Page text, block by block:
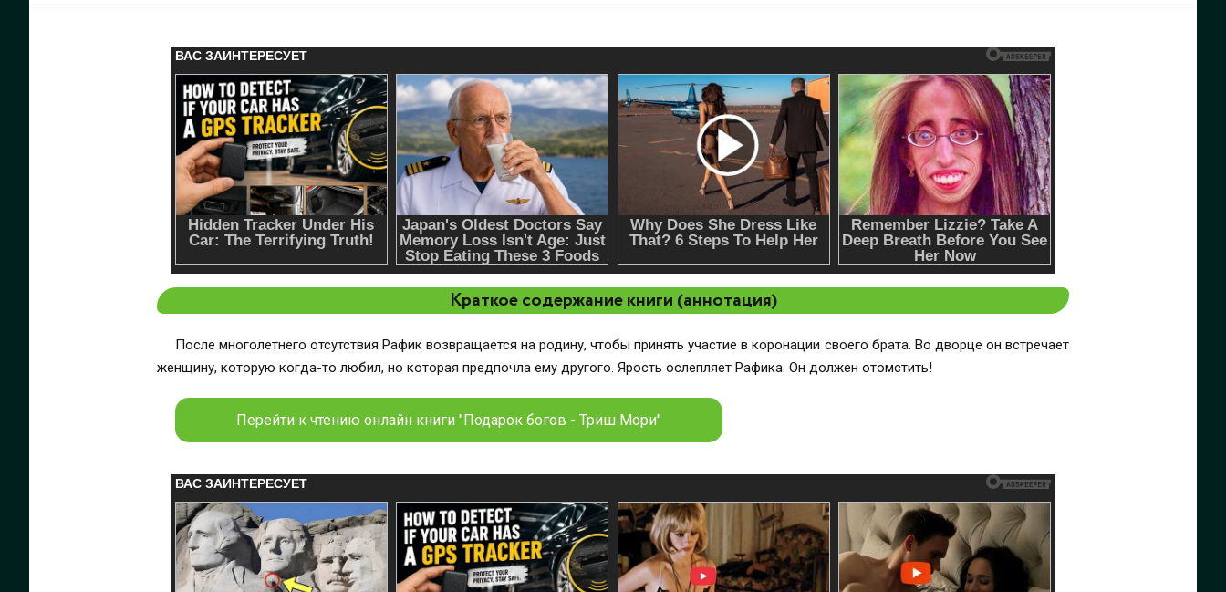
Краткое содержание книги (аннотация)
После многолетнего отсутствия Рафик возвращается на родину, чтобы принять участие в коронации своего брата. Во дворце он встречает
женщину, которую когда-то любил, но которая предпочла ему другого. Ярость ослепляет Рафика. Он должен отомстить!
Перейти к чтению онлайн книги "Подарок богов - Триш Мори"